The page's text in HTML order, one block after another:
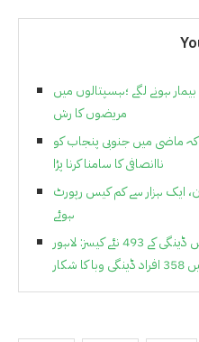
ہونے لگے ؛ہسپتالوں میں
مریضوں کا رش
کہ ماضی میں جنوبی پنجاب کو
ناانصافی کا سامنا کرنا پڑا
ایک ہزار سے کم کیس رپورٹ
ہوئے
ڈینگی کے وار تھم نہ سکے: پنجاب میں ڈینگی کے 493 نئے کیسز: لاہور
وبا کا شکار